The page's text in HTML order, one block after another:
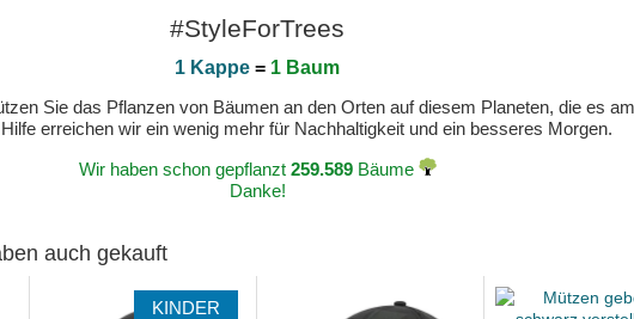
#StyleForTrees
1 Kappe = 1 Baum
Sie das Pflanzen von Bäumen an den Orten auf diesem Planeten, die es
erreichen wir ein wenig mehr für Nachhaltigkeit und ein besseres Morgen.
Wir haben schon gepflanzt 259.589Bäume
Danke!
auch gekauft
KINDER